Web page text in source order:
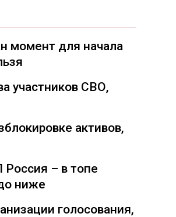
момент для начала
участников СВО,
активов,
– в топе
ниже
голосования,